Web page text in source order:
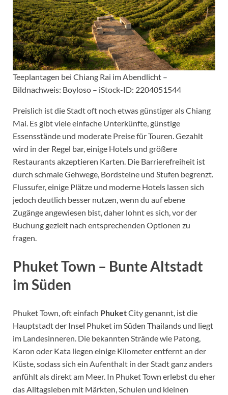
Teeplantagen bei Chiang Rai im Abendlicht –
Bildnachweis: Boyloso – iStock-ID: 2204051544
Preislich ist die Stadt oft noch etwas günstiger als Chiang
Mai. Es gibt viele einfache Unterkünfte, günstige
Essensstände und moderate Preise für Touren. Gezahlt
wird in der Regel bar, einige Hotels und größere
Restaurants akzeptieren Karten. Die Barrierefreiheit ist
durch schmale Gehwege, Bordsteine und Stufen begrenzt.
Flussufer, einige Plätze und moderne Hotels lassen sich
jedoch deutlich besser nutzen, wenn du auf ebene
Zugänge angewiesen bist, daher lohnt es sich, vor der
Buchung gezielt nach entsprechenden Optionen zu
fragen.
Phuket Town – Bunte Altstadt
im Süden
Phuket Town, oft einfach PhuketCity genannt, ist die
Hauptstadt der Insel Phuket im Süden Thailands und liegt
im Landesinneren. Die bekannten Strände wie Patong,
Karon oder Kata liegen einige Kilometer entfernt an der
Küste, sodass sich ein Aufenthalt in der Stadt ganz anders
anfühlt als direkt am Meer. In Phuket Town erlebst du eher
das Alltagsleben mit Märkten, Schulen und kleinen